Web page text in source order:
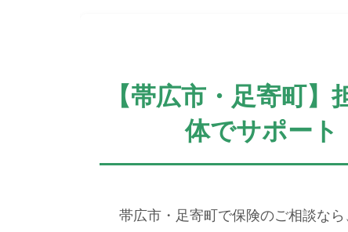
【帯広市・足寄町
体でサポート
帯広市・足寄町で保険のご相談な